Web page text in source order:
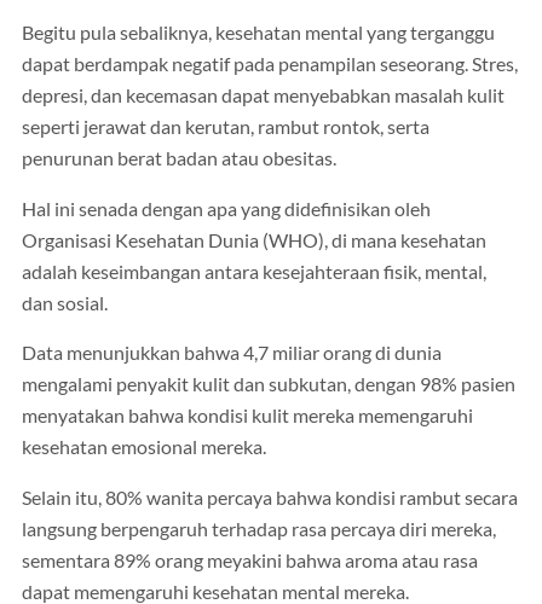
Begitu pula sebaliknya, kesehatan mental yang terganggu
dapat berdampak negatif pada penampilan seseorang. Stres,
depresi, dan kecemasan dapat menyebabkan masalah kulit
seperti jerawat dan kerutan, rambut rontok, serta
penurunan berat badan atau obesitas.
Hal ini senada dengan apa yang didefinisikan oleh
Organisasi Kesehatan Dunia (WHO), di mana kesehatan
adalah keseimbangan antara kesejahteraan fisik, mental,
dan sosial.
Data menunjukkan bahwa 4,7 miliar orang di dunia
mengalami penyakit kulit dan subkutan, dengan 98% pasien
menyatakan bahwa kondisi kulit mereka memengaruhi
kesehatan emosional mereka.
Selain itu, 80% wanita percaya bahwa kondisi rambut secara
langsung berpengaruh terhadap rasa percaya diri mereka,
sementara 89% orang meyakini bahwa aroma atau rasa
dapat memengaruhi kesehatan mental mereka.